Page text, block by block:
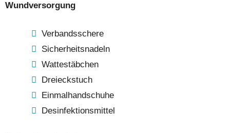
Wundversorgung
Verbandsschere
Sicherheitsnadeln
Wattestäbchen
Dreieckstuch
Einmalhandschuhe
Desinfektionsmittel